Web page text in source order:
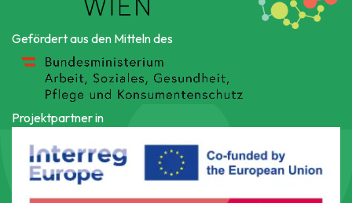
Gefördert aus den Mitteln des
Projektpartner in